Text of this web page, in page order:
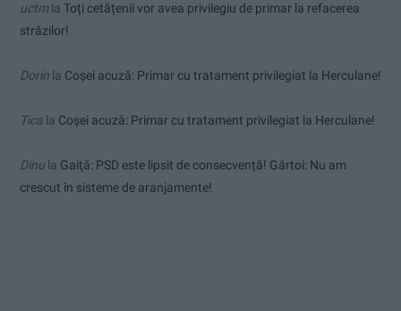
uctmla Toți cetățenii vor avea privilegiu de primar la refacerea
străzilor!
Dorin la Coșei acuză: Primar cu tratament privilegiat la Herculane!
Tica la Coșei acuză: Primar cu tratament privilegiat la Herculane!
Dinu la Gaiţă: PSD este lipsit de consecvență! Gârtoi: Nu am
crescut în sisteme de aranjamente!